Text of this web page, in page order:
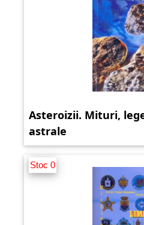
Asteroizii. Mituri,
astrale
Stoc 0